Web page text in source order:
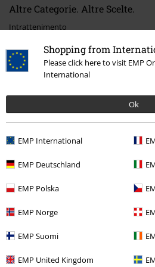
Shopping from
Please click here to visit EMP
International
Ok
EMP International
EMP Deutschland
EMP Polska
EMP Norge
EMP Suomi
EMP United Kingdom
Altre Categorie. Altre Scelte.
Intrattenimento
Offerte % Serie TV & Film
Serie TV & Film Media
Band Merch Album Vinili
Offerte % Media Vinyl
Newsletter
Altro